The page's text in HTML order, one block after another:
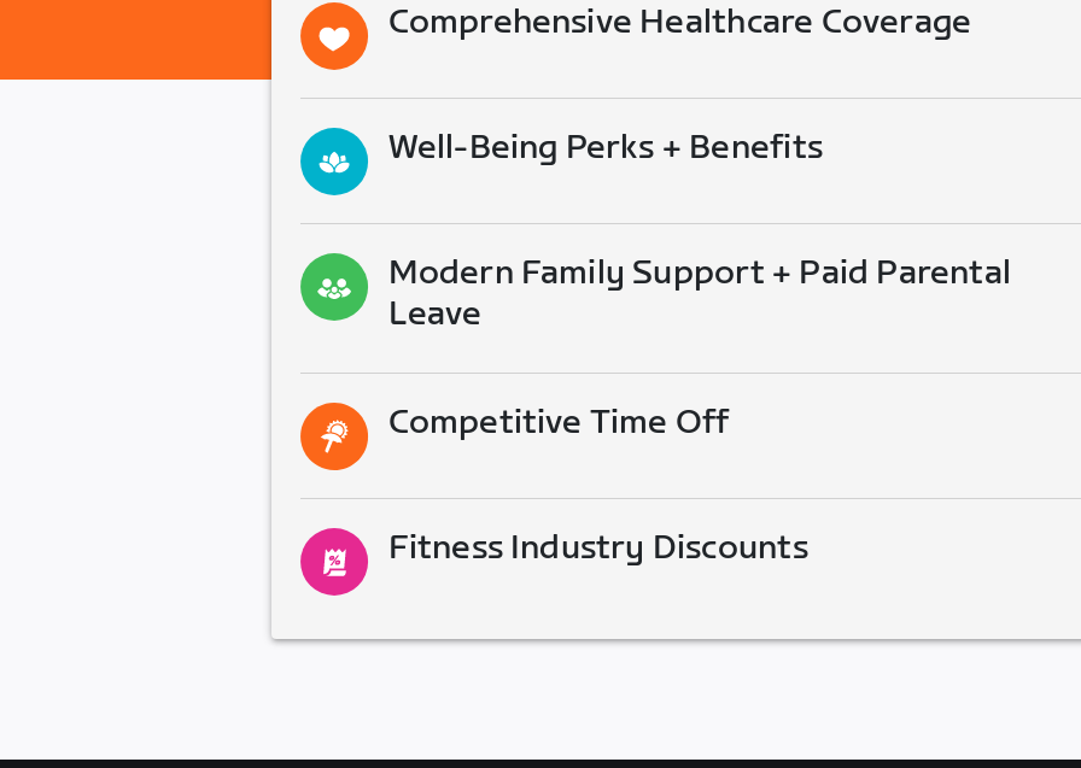
Comprehensive Healthcare Coverage
Well-Being Perks + Benefits
Modern Family Support + Paid Parental
Leave
Competitive Time Off
Fitness Industry Discounts